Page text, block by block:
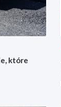
które